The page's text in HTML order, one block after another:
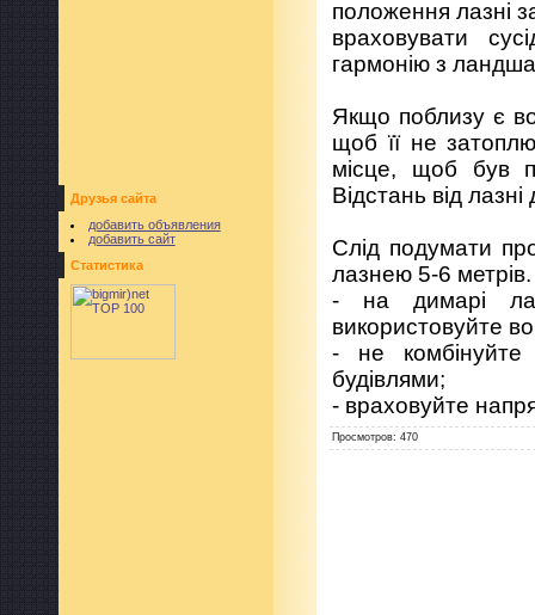
Друзья сайта
добавить объявления
добавить сайт
Статистика
положення лазні
враховувати
гармонію з
Якщо поблизу є
щоб її не
місце, щоб був
Відстань від
Слід подумати
лазнею 5-6 метрів.
- на димарі
використовуйте
- не
будівлями;
- враховуйте
Просмотров: 470